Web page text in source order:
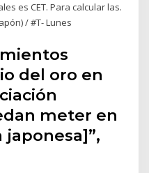
es CET. Para calcular las.
/ #T- Lunes
del oro en
meter en
japonesa]”,